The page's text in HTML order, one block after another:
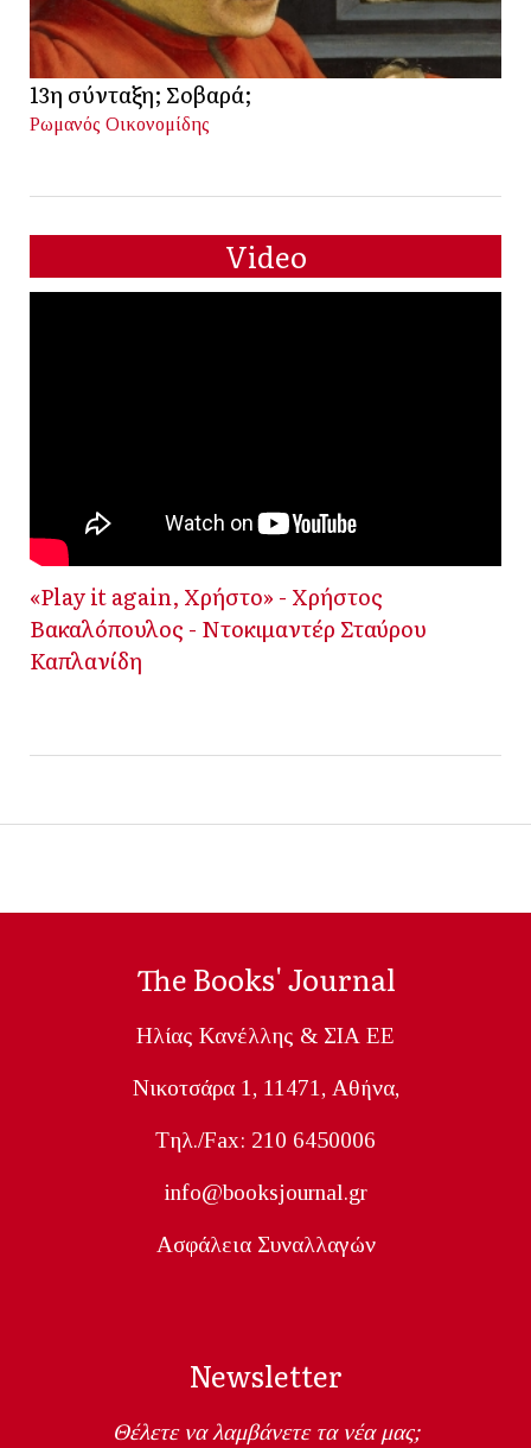
13η σύνταξη; Σοβαρά;
Ρωμανός Οικονομίδης
Video
«Play it again, Χρήστο» - Χρήστος
Βακαλόπουλος - Ντοκιμαντέρ Σταύρου
Καπλανίδη
The Books' Journal
Ηλίας Κανέλλης & ΣΙΑ ΕΕ
Nικοτσάρα 1, 11471, Aθήνα,
Tηλ./Fax: 210 6450006
info@booksjournal.gr
Ασφάλεια Συναλλαγών
Newsletter
Θέλετε να λαμβάνετε τα νέα μας;